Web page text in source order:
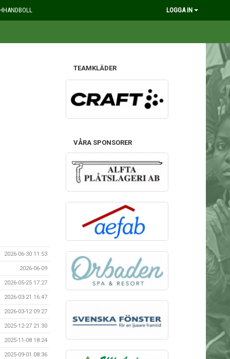
LOGGA IN
2026-06-30 11:53
2026-06-09
2026-05-25 17:27
2026-03-21 16:47
2026-03-12 09:27
2025-12-27 21:30
2025-11-08 18:24
2025-09-01 08:36
TEAMKLÄDER
VÅRA SPONSORER